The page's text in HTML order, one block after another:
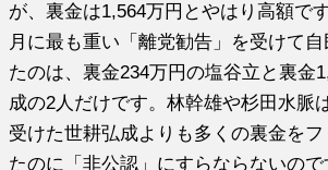
が、裏金は1,564万円とやはり高額で
月に最も重い「離党勧告」を受けて
たのは、裏金234万円の塩谷立と裏金
成の2人だけです。林幹雄や杉田水脈
受けた世耕弘成よりも多くの裏金を
たのに「非公認」にすらならないので